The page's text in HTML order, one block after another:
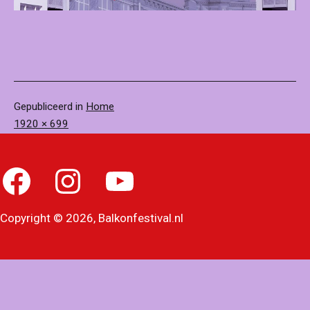
Gepubliceerd in Home
Volledige
1920 × 699
Copyright © 2026, Balkonfestival.nl
Facebook Instagram